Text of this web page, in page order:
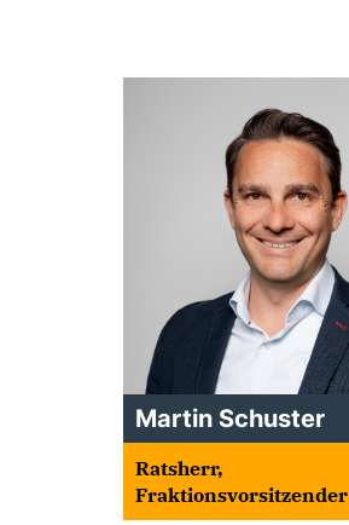
Martin Schuster
Ratsherr,
Fraktionsvorsitzender